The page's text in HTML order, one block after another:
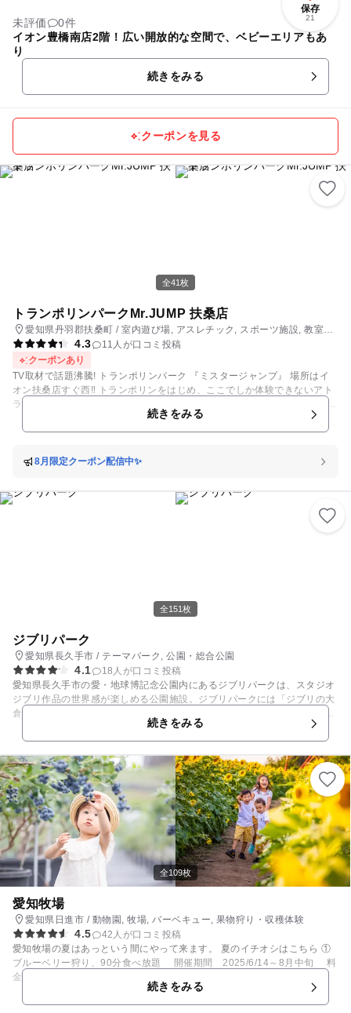
保存
21
未評価
0件
イオン豊橋南店2階！広い開放的な空間で、ベビーエリアもあ
り
続きをみる
クーポンを見る
全41枚
トランポリンパークMr.JUMP 扶桑店
愛知県丹羽郡扶桑町 / 室内遊び場, アスレチック, スポーツ施設, 教室・
習い事
4.3
11人が口コミ投稿
クーポンあり
TV取材で話題沸騰! トランポリンパーク 『ミスタージャンプ』 場所はイ
オン扶桑店すぐ西‼ トランポリンをはじめ、ここでしか体験できないアト
ラクションが盛り沢山‼ 話題のスラックラインや7.5mの本格ボルダリング
やウォールトランポリンなど雨の日でも思いっきり楽しめる！ 3つのエリ
アで【楽しい!】がいっぱい！ 誕生日会なども出来ちゃう貸切で遊べる
た『パフォーマンスゾーン』 複数のトランポリンや滑り台も楽しめちゃう
続きをみる
8月限定クーポン配信中✨
全151枚
ジブリパーク
愛知県長久手市 / テーマパーク, 公園・総合公園
4.1
18人が口コミ投稿
愛知県長久手市の愛・地球博記念公園内にあるジブリパークは、スタジオ
ジブリ作品の世界感が楽しめる公園施設。ジブリパークには「ジブリの大
倉庫」「青春の丘」「どんどこ森」「もののけの里」「魔女の谷」の５つ
トトロ』の世界がモチーフの「ネコバスルーム」で小学生以下の子どもた
ちが楽しく遊ぶことができます。スタジオジブリ制作の短編アニメーショ
ン映画を観ることができる「映像展示室オリヲン座」や、カフェ、ショッ
プなどもあります。 「青春の丘」には『耳をすませば』に登場する「地球
屋」他があり、「どんどこ森」には『となりのトトロ』の「サツキとメイ
の家」や、トトロを模した木製遊具「どんどこ堂」が。映画の世界に入り
込んで楽しむことが出来ます。 また、『もののけ姫』をイメージした「も
ののけの里」には、体験学習施設「タタラ場」があり、愛知県などの郷土
料理「五平餅（ごへいもち）」の炭火焼体験など、季節に合わせた体験プ
ログラムを開催しています。小学生以下のお子様は「乙事主」の滑り台も
楽しめます。 さらに、魔女が登場するスタジオジブリ作品の世界をイメー
ジしたエリア「魔女の谷」には、ヨーロッパ風の街並みのなかに『魔女の
宅急便』の「グーチョキパン屋」や『ハウルの動く城』の「ハウルの
城」、『アーヤと魔女』の「魔女の家」、子ども向けの遊び場「飛行機乗
りの塔」といった建物があります。「メリーゴーランド」、「フライング
マシン」という乗り物遊具もおすすめです。 なお、ジブリパークのチケッ
トは予約制です。 複数のエリアを巡り1日中楽しめる【セット券】、1つ
のエリアから気軽に楽しめる【エリア券】があります。詳しくは公式ウェ
続きをみる
全109枚
愛知牧場
愛知県日進市 / 動物園, 牧場, バーベキュー, 果物狩り・収穫体験
4.5
42人が口コミ投稿
愛知牧場の夏はあっという間にやって来ます。 夏のイチオシはこちら ①
ブルーベリー狩り、90分食べ放題 開催期間 2025/6/14～8月中旬 料
金 大人（中学生以上）…2,000円 小学生…1,000円 未就学児…5
00円 ２歳児まで無料 予約方法 愛知牧場公式LINEおともだち登録
からリッチメニューにて ②ひまわり畑 開催期間 2025/7/頭～9月中 料
続きをみる